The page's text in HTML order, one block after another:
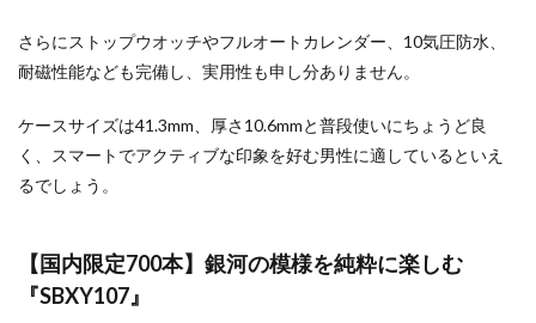
さらにストップウオッチやフルオートカレンダー、10気圧防水、
耐磁性能なども完備し、実用性も申し分ありません。
ケースサイズは41.3mm、厚さ10.6mmと普段使いにちょうど良
く、スマートでアクティブな印象を好む男性に適しているといえ
るでしょう。
【国内限定700本】銀河の模様を純粋に楽しむ
『SBXY107』